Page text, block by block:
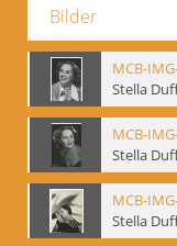
Bilder
MCB-
Stella
MCB-
Stella
MCB-
Stella